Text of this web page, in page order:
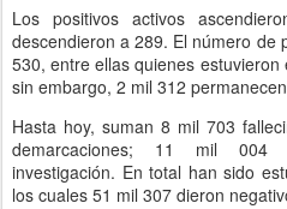
Los positivos activos
descendieron a 289. El número de
530, entre ellas quienes
sin embargo, 2 mil 312
Hasta hoy, suman 8 mil 703
demarcaciones; 11 mil 004
investigación. En total han sido
los cuales 51 mil 307 dieron